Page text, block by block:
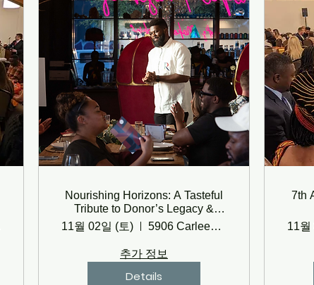
Nourishing Horizons: A Tasteful
Tribute to Donor’s Legacy &
Impact
11월 02일 (토) 5906 Carleen Dr, Austin, TX 78757, USA
추가 정보
Details
7th
11월